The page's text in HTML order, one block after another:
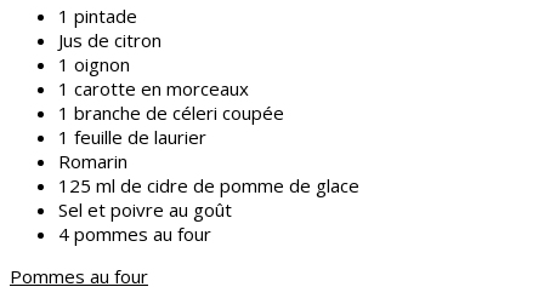
1 pintade
Jus de citron
1 oignon
1 carotte en morceaux
1 branche de céleri coupée
1 feuille de laurier
Romarin
125 ml de cidre de pomme de glace
Sel et poivre au goût
4 pommes au four
Pommes au four